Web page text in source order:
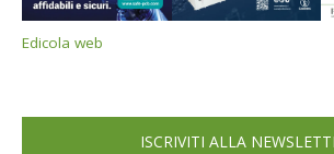
Edicola web
ISCRIVITI ALLA